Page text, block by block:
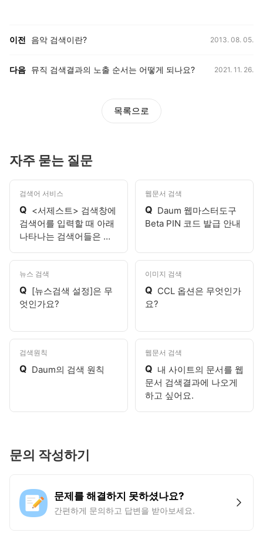
이전 음악 검색이란? 2013. 08. 05.
다음 뮤직 검색결과의 노출 순서는 어떻게 되나요? 2021. 11. 26.
목록으로
자주 묻는 질문
검색어 서비스
Q <서제스트> 검색창에
검색어를 입력할 때 아래
나타나는 검색어들은 무
웹문서 검색
Q Daum 웹마스터도구
Beta PIN 코드 발급 안내
뉴스 검색
Q [뉴스검색 설정]은 무
엇인가요?
이미지 검색
Q CCL 옵션은 무엇인가
요?
검색원칙
Q Daum의 검색 원칙
웹문서 검색
Q 내 사이트의 문서를 웹
문서 검색결과에 나오게
하고 싶어요.
문의 작성하기
문제를 해결하지 못하셨나요?
간편하게 문의하고 답변을 받아보세요.